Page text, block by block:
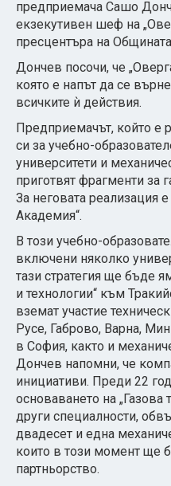
предприемача Сашо
екзекутивен шеф на
пресцентъра на
Дончев посочи, че
която е напът да се
всичките ѝ действия.
Предприемачът, който е
си за учебно-
университети и
приготвят фрагменти за
За неговата реализация
Академия“.
В този учебно-
включени няколко
тази стратегия ще бъде
и технологии“ към
вземат участие
Русе, Габрово, Варна,
в София, както и
Дончев напомни, че
инициативи. Преди 22
основаването на „Газова
други специалности,
двадесет и една
които в този момент ще
партньорство.